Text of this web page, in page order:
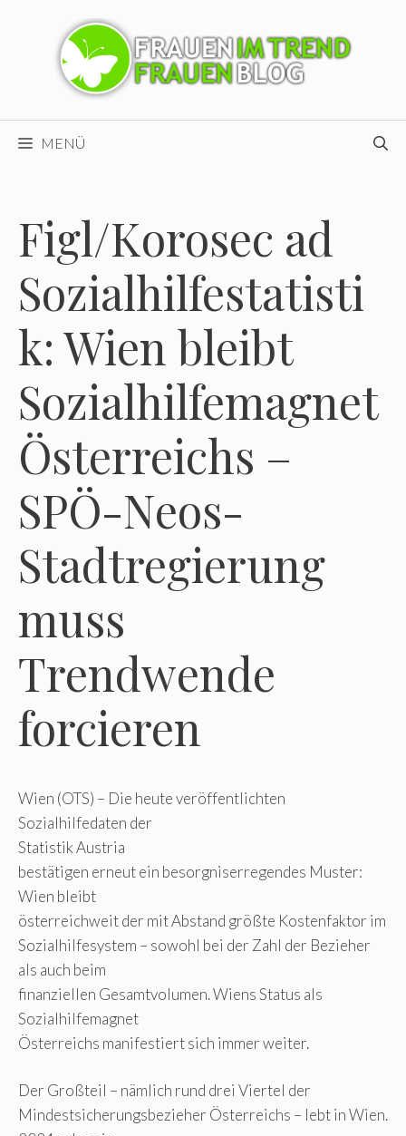
MENÜ
Figl/Korosec ad
Sozialhilfestatisti
k: Wien bleibt
Sozialhilfemagnet
Österreichs –
SPÖ-Neos-
Stadtregierung
muss
Trendwende
forcieren
Wien (OTS) – Die heute veröffentlichten
Sozialhilfedaten der
Statistik Austria
bestätigen erneut ein besorgniserregendes Muster:
Wien bleibt
österreichweit der mit Abstand größte Kostenfaktor im
Sozialhilfesystem – sowohl bei der Zahl der Bezieher
als auch beim
finanziellen Gesamtvolumen. Wiens Status als
Sozialhilfemagnet
Österreichs manifestiert sich immer weiter.
Der Großteil – nämlich rund drei Viertel der
Mindestsicherungsbezieher Österreichs – lebt in Wien.